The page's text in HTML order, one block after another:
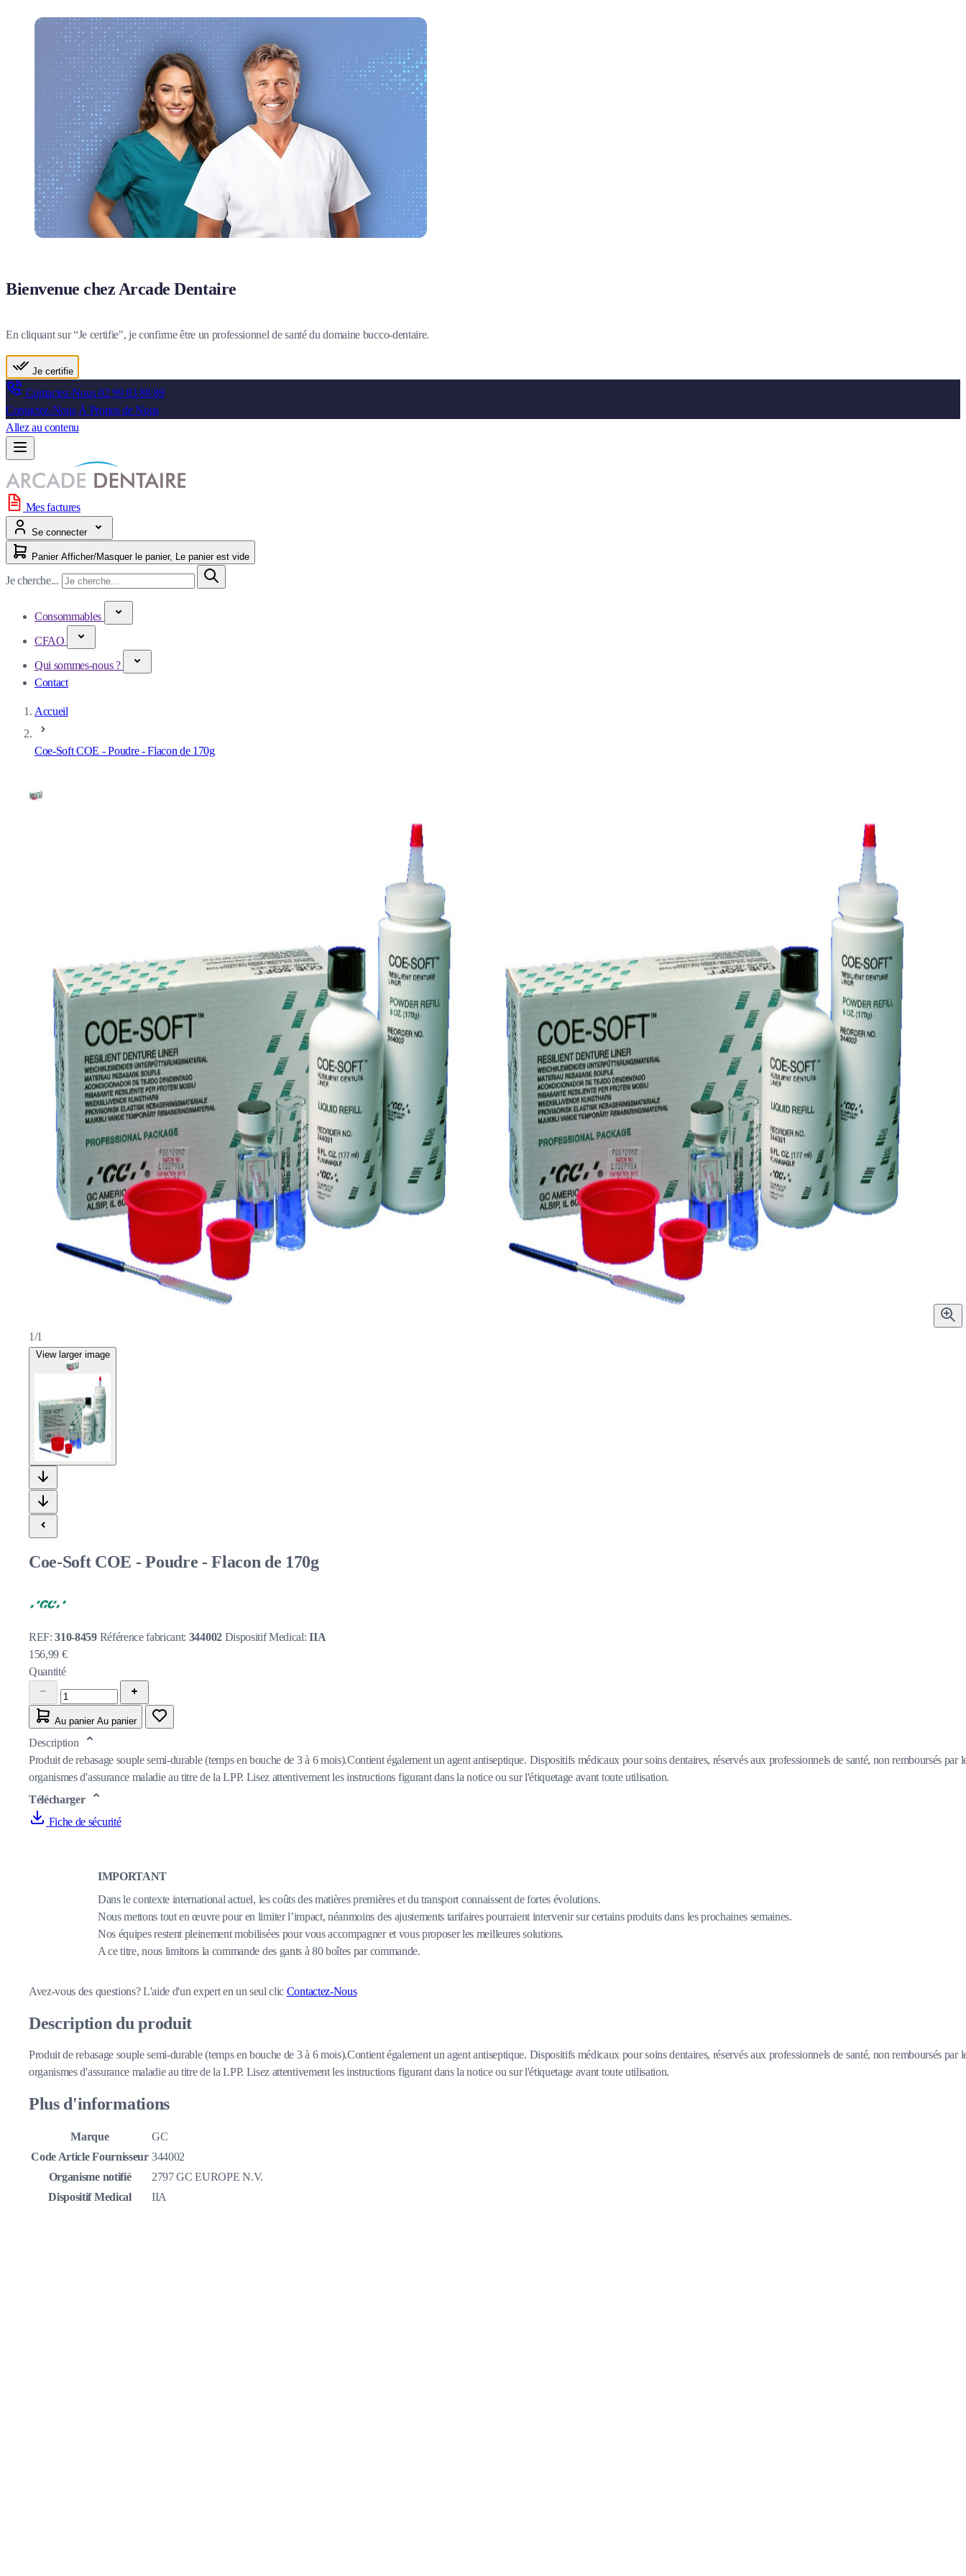
Bienvenue chez Arcade Dentaire
En cliquant sur “Je certifie", je confirme être un professionnel de santé du domaine bucco-dentaire.
Je certifie
Contactez-Nous02 99 83 88 89
Contactez-Nous À Propos de Nous
Allez au contenu
Mes factures
Se connecter
Panier Afficher/Masquer le panier, Le panier est vide
Je cherche...
Consommables
CFAO
Qui sommes-nous ?
Contact
Accueil
Coe-Soft COE - Poudre - Flacon de 170g
1/1
View larger image
Coe-Soft COE - Poudre - Flacon de 170g
REF:310-8459 Référence fabricant: 344002 Dispositif Medical:IIA
156,99 €
Quantité
Au panier Au panier
Description
Produit de rebasage souple semi-durable (temps en bouche de 3 à 6 mois).Contient également un agent antiseptique. Dispositifs médicaux pour soins dentaires, réservés aux professionnels de santé, non remboursés par
organismes d'assurance maladie au titre de la LPP. Lisez attentivement les instructions figurant dans la notice ou sur l'étiquetage avant toute utilisation.
Télécharger
Fiche de sécurité
IMPORTANT
Dans le contexte international actuel, les coûts des matières premières et du transport connaissent de fortes évolutions.
Nous mettons tout en œuvre pour en limiter l’impact, néanmoins des ajustements tarifaires pourraient intervenir sur certains produits dans les prochaines semaines.
Nos équipes restent pleinement mobilisées pour vous accompagner et vous proposer les meilleures solutions.
A ce titre, nous limitons la commande des gants à 80 boîtes par commande.
Avez-vous des questions?L'aide d'un expert en un seul clic Contactez-Nous
Description du produit
Produit de rebasage souple semi-durable (temps en bouche de 3 à 6 mois).Contient également un agent antiseptique. Dispositifs médicaux pour soins dentaires, réservés aux professionnels de santé, non remboursés par
organismes d'assurance maladie au titre de la LPP. Lisez attentivement les instructions figurant dans la notice ou sur l'étiquetage avant toute utilisation.
Plus d'informations
Marque
GC
Code Article Fournisseur 344002
Organisme notifié
2797 GC EUROPE N.V.
Dispositif Medical
IIA